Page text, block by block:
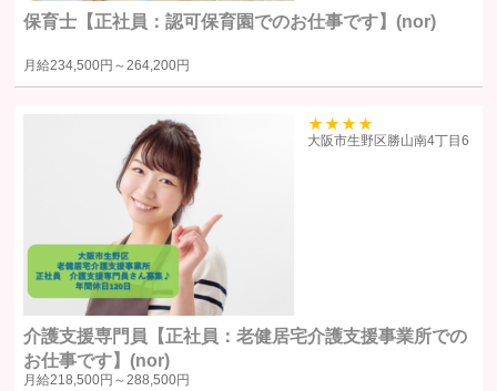
提供の手段又は方法書面もしくは電磁的な方法による送付または送
信。ただし、以下の場合は、関係法令に反しない範囲で、ユーザー
の同意なく個人情報を提供することがあります。
人の生命、身体又は財産の保護のために必要がある場合であって、
本人の同意を得るのが困難であるとき
公衆衛生の向上または児童の健全な育成の推進のために特に必要が
ある場合であって、ユーザー本人の承諾を得ることが困難である場
国の機関若しくは地方公共団体またはその委託を受けた者が法令の
定める事務を遂行することに対して協力する必要がある場合で、ユ
ーザー本人の同意を得ることによりその事務の遂行に支障を及ぼす
おそれがある場合
裁判所、検察庁、警察またはこれらに準じた権限を有する機関か
ら、個人情報についての開示を求められた場合
ユーザー本人から明示的に第三者への開示または提供を求められた
保育士【正社員：認可保育園でのお仕事です】(nor)
月給234,500円～264,200円
介護支援専門員【正社員：老健居宅介護支援事業所での
お仕事です】(nor)
月給218,500円～288,500円
39
大阪市生野区勝山南4丁目6